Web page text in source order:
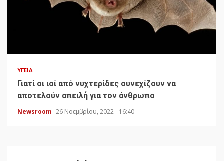
ΥΓΕΊΑ
Γιατί οι ιοί από νυχτερίδες συνεχίζουν να
αποτελούν απειλή για τον άνθρωπο
Newsroom 26 Νοεμβρίου, 2022 - 16:40